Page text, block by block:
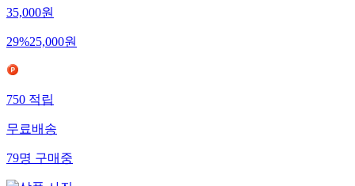
35,000원
29%25,000원
750적립
무료배송
79명구매중